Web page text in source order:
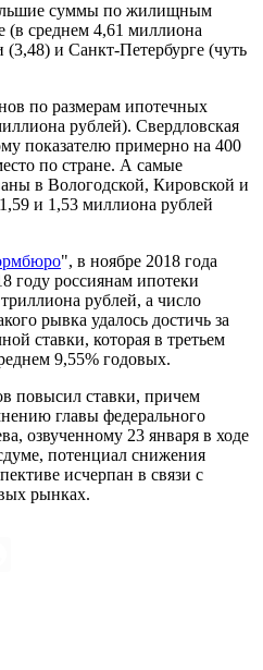
суммы по жилищным
(в среднем 4,61 миллиона
и Санкт-Петербурге (чуть
по размерам ипотечных
рублей). Свердловская
показателю примерно на 400
по стране. А самые
в Вологодской, Кировской и
и 1,53 миллиона рублей
", в ноябре 2018 года
году россиянам ипотеки
рублей, а число
рывка удалось достичь за
ставки, которая в третьем
9,55% годовых.
повысил ставки, причем
главы федерального
озвученному 23 января в ходе
потенциал снижения
исчерпан в связи с
рынках.